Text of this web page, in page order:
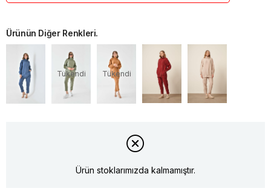
Ürünün Diğer Renkleri.
Tükendi Tükendi
Ürün stoklarımızda kalmamıştır.